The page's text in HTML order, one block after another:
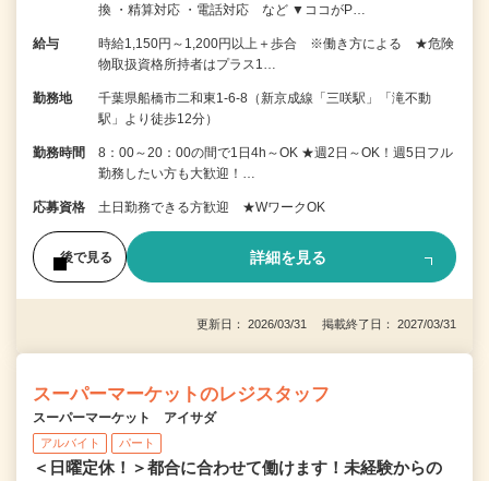
換 ・精算対応 ・電話対応 など ▼ココがP…
給与
時給1,150円～1,200円以上＋歩合 ※働き方による ★危険
物取扱資格所持者はプラス1…
勤務地
千葉県船橋市二和東1-6-8（新京成線「三咲駅」「滝不動
駅」より徒歩12分）
勤務時間
8：00～20：00の間で1日4h～OK ★週2日～OK！週5日フル
勤務したい方も大歓迎！…
応募資格 土日勤務できる方歓迎 ★WワークOK
後で見る 詳細を見る
更新日： 2026/03/31 掲載終了日： 2027/03/31
スーパーマーケットのレジスタッフ
スーパーマーケット アイサダ
アルバイト パート
＜日曜定休！＞都合に合わせて働けます！未経験からの